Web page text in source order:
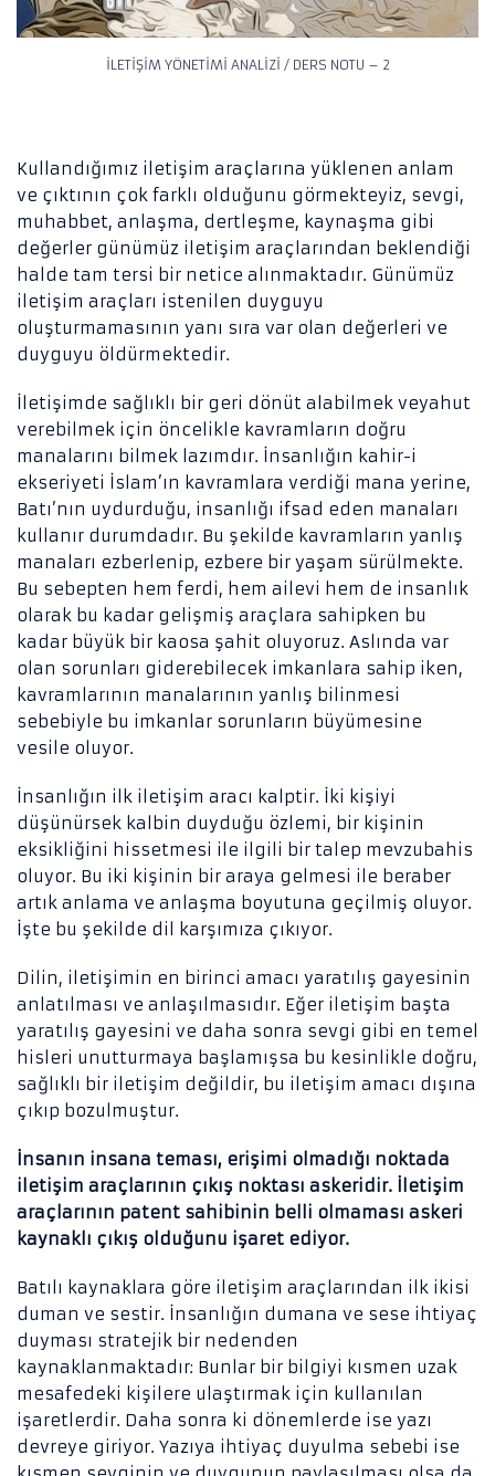
GÜVENLIK
SIVIL TOPLUM
YÖNETIM
ŞIIR
İLETİŞİM YÖNETİMİ ANALİZİ / DERS NOTU – 2
Kullandığımız iletişim araçlarına yüklenen anlam
ve çıktının çok farklı olduğunu görmekteyiz, sevgi,
muhabbet, anlaşma, dertleşme, kaynaşma gibi
değerler günümüz iletişim araçlarından beklendiği
halde tam tersi bir netice alınmaktadır. Günümüz
iletişim araçları istenilen duyguyu
oluşturmamasının yanı sıra var olan değerleri ve
duyguyu öldürmektedir.
İletişimde sağlıklı bir geri dönüt alabilmek veyahut
verebilmek için öncelikle kavramların doğru
manalarını bilmek lazımdır. İnsanlığın kahir-i
ekseriyeti İslam’ın kavramlara verdiği mana yerine,
Batı’nın uydurduğu, insanlığı ifsad eden manaları
kullanır durumdadır. Bu şekilde kavramların yanlış
manaları ezberlenip, ezbere bir yaşam sürülmekte.
Bu sebepten hem ferdi, hem ailevi hem de insanlık
olarak bu kadar gelişmiş araçlara sahipken bu
kadar büyük bir kaosa şahit oluyoruz. Aslında var
olan sorunları giderebilecek imkanlara sahip iken,
kavramlarının manalarının yanlış bilinmesi
sebebiyle bu imkanlar sorunların büyümesine
vesile oluyor.
İnsanlığın ilk iletişim aracı kalptir. İki kişiyi
düşünürsek kalbin duyduğu özlemi, bir kişinin
eksikliğini hissetmesi ile ilgili bir talep mevzubahis
oluyor. Bu iki kişinin bir araya gelmesi ile beraber
artık anlama ve anlaşma boyutuna geçilmiş oluyor.
İşte bu şekilde dil karşımıza çıkıyor.
Dilin, iletişimin en birinci amacı yaratılış gayesinin
anlatılması ve anlaşılmasıdır. Eğer iletişim başta
yaratılış gayesini ve daha sonra sevgi gibi en temel
hisleri unutturmaya başlamışsa bu kesinlikle doğru,
sağlıklı bir iletişim değildir, bu iletişim amacı dışına
çıkıp bozulmuştur.
İnsanın insana teması, erişimi olmadığı noktada
iletişim araçlarının çıkış noktası askeridir. İletişim
araçlarının patent sahibinin belli olmaması askeri
kaynaklı çıkış olduğunu işaret ediyor.
Batılı kaynaklara göre iletişim araçlarından ilk ikisi
duman ve sestir. İnsanlığın dumana ve sese ihtiyaç
duyması stratejik bir nedenden
kaynaklanmaktadır: Bunlar bir bilgiyi kısmen uzak
mesafedeki kişilere ulaştırmak için kullanılan
işaretlerdir. Daha sonra ki dönemlerde ise yazı
devreye giriyor. Yazıya ihtiyaç duyulma sebebi ise